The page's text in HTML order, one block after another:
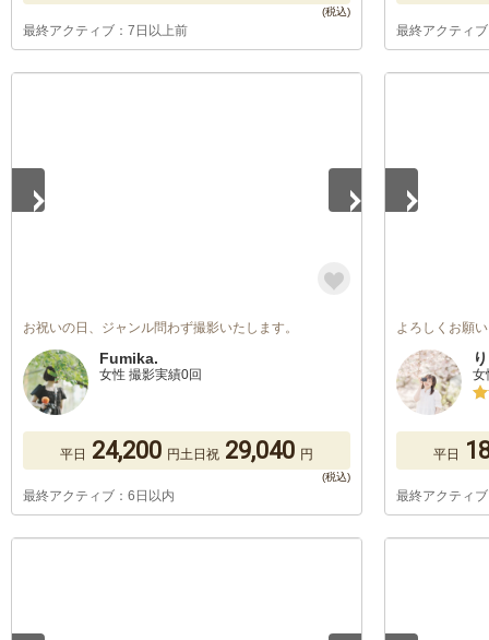
最終アクティブ：7日以上前 最終アクティ
お祝いの日、ジャンル問わず撮影いたします。
Fumika.
女性 撮影実績0回
平日 24,200 円土日祝 29,040 円
最終アクティブ：6日以内
よろしくお願
女
平日
最終アクティ